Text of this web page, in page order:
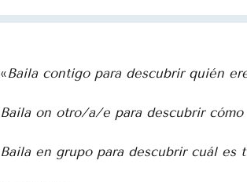
«Baila contigo para descubrir quién
Baila on otro/a/e para descubrir
Baila en grupo para descubrir cuál es